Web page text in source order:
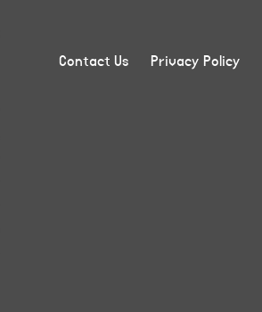
Privacy Policy
Contact Us